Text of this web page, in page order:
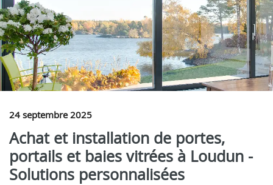
24 septembre 2025
Achat et installation de portes,
portails et baies vitrées à Loudun -
Solutions personnalisées